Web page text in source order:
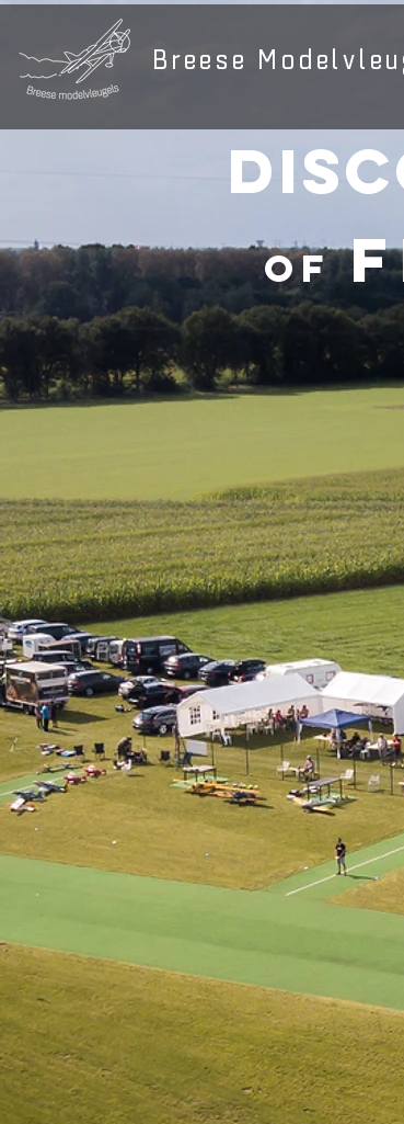
Breese
of